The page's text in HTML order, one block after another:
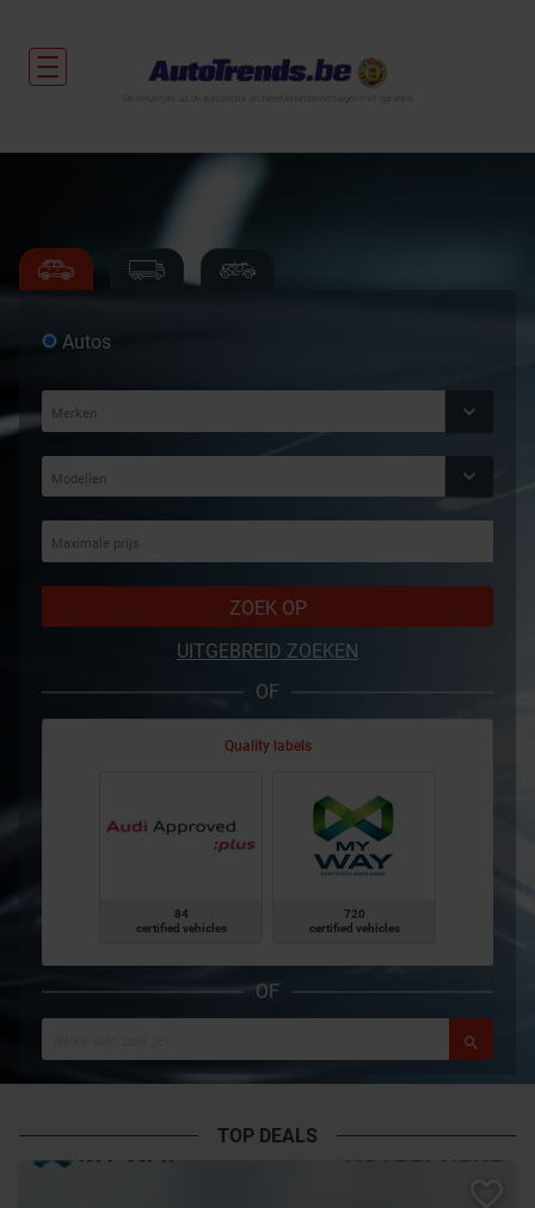
Autos
ZOEK OP
UITGEBREID ZOEKEN
OF
Quality labels
84
certified vehicles
720
certified vehicles
OF
TOP DEALS